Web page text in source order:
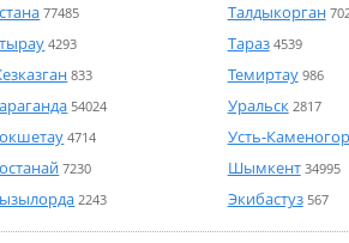
77485
4293
833
54024
4714
7230
2243
Талдыкорган
Тараз 4539
Темиртау 986
Уральск 2817
Усть-
Шымкент 34995
Экибастуз 567